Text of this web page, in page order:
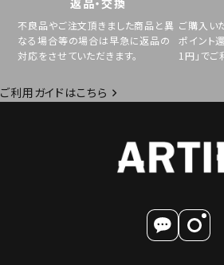
返品・交換
不良品やご注文頂きました商品と異
なる場合等の場合は早急に返品の
対応をさせていただきます。
ご購入い
ポイント
1円」でご
ご利用ガイドはこちら